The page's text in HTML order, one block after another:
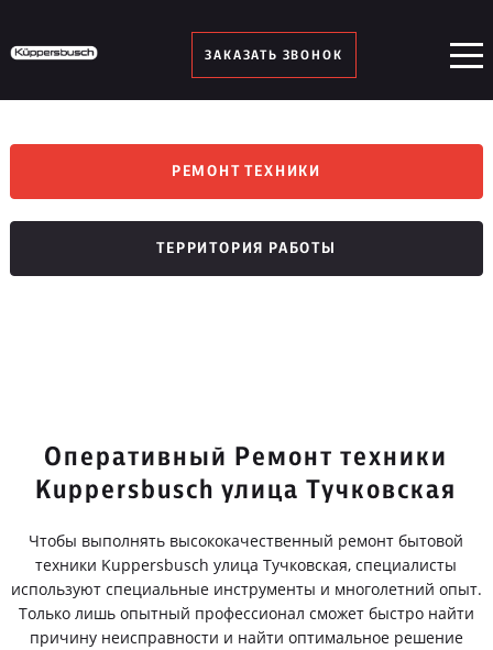
ЗАКАЗАТЬ ЗВОНОК
РЕМОНТ ТЕХНИКИ
ТЕРРИТОРИЯ РАБОТЫ
Оперативный Ремонт техники
Kuppersbusch улица Тучковская
Чтобы выполнять высококачественный ремонт бытовой
техники Kuppersbusch улица Тучковская, специалисты
используют специальные инструменты и многолетний опыт.
Только лишь опытный профессионал сможет быстро найти
причину неисправности и найти оптимальное решение